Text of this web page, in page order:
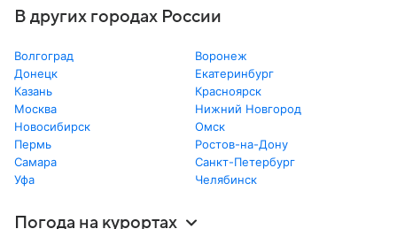
В других городах России
Волгоград
Воронеж
Донецк
Екатеринбург
Казань
Красноярск
Москва
Нижний Новгород
Новосибирск
Омск
Пермь
Ростов-на-Дону
Самара
Санкт-Петербург
Уфа
Челябинск
Погода на курортах